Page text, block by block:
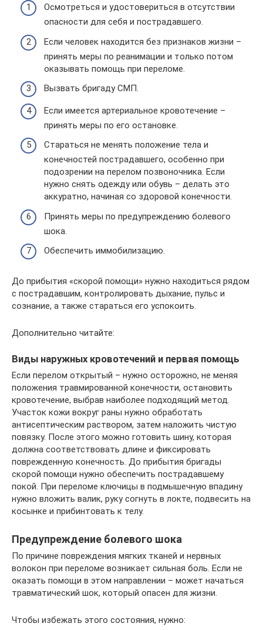
Осмотреться и удостовериться в отсутствии
опасности для себя и пострадавшего.
Если человек находится без признаков жизни –
принять меры по реанимации и только потом
оказывать помощь при переломе.
Вызвать бригаду СМП.
Если имеется артериальное кровотечение –
принять меры по его остановке.
Стараться не менять положение тела и
конечностей пострадавшего, особенно при
подозрении на перелом позвоночника. Если
нужно снять одежду или обувь – делать это
аккуратно, начиная со здоровой конечности.
Принять меры по предупреждению болевого
шока.
Обеспечить иммобилизацию.
До прибытия «скорой помощи» нужно находиться рядом
с пострадавшим, контролировать дыхание, пульс и
сознание, а также стараться его успокоить.
Дополнительно читайте:
Виды наружных кровотечений и первая помощь
Если перелом открытый – нужно осторожно, не меняя
положения травмированной конечности, остановить
кровотечение, выбрав наиболее подходящий метод.
Участок кожи вокруг раны нужно обработать
антисептическим раствором, затем наложить чистую
повязку. После этого можно готовить шину, которая
должна соответствовать длине и фиксировать
поврежденную конечность. До прибытия бригады
скорой помощи нужно обеспечить пострадавшему
покой. При переломе ключицы в подмышечную впадину
нужно вложить валик, руку согнуть в локте, подвесить на
косынке и прибинтовать к телу.
Предупреждение болевого шока
По причине повреждения мягких тканей и нервных
волокон при переломе возникает сильная боль. Если не
оказать помощи в этом направлении – может начаться
травматический шок, который опасен для жизни.
Чтобы избежать этого состояния, нужно: